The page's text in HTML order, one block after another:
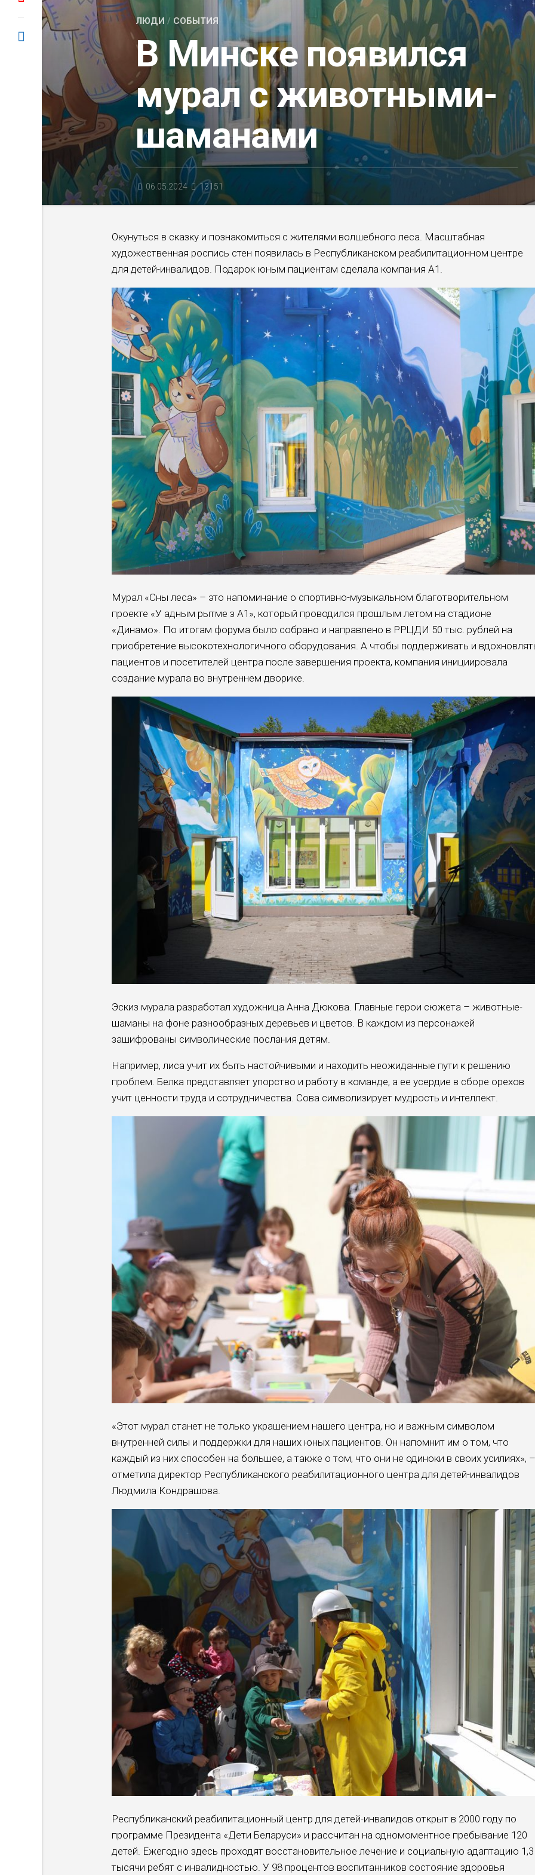
ЛЮДИ / СОБЫТИЯ
В Минске появился
мурал с животными-
шаманами
06.05.2024 13151
Окунуться в сказку и познакомиться с жителями волшебного леса. Масштабная
художественная роспись стен появилась в Республиканском реабилитационном центре
для детей-инвалидов. Подарок юным пациентам сделала компания А1.
Мурал «Сны леса» – это напоминание о спортивно-музыкальном благотворительном
проекте «У адным рытме з А1», который проводился прошлым летом на стадионе
«Динамо». По итогам форума было собрано и направлено в РРЦДИ 50 тыс. рублей на
приобретение высокотехнологичного оборудования. А чтобы поддерживать и
пациентов и посетителей центра после завершения проекта, компания инициировала
создание мурала во внутреннем дворике.
Эскиз мурала разработал художница Анна Дюкова. Главные герои сюжета – животные-
шаманы на фоне разнообразных деревьев и цветов. В каждом из персонажей
зашифрованы символические послания детям.
Например, лиса учит их быть настойчивыми и находить неожиданные пути к решению
проблем. Белка представляет упорство и работу в команде, а ее усердие в сборе орехов
учит ценности труда и сотрудничества. Сова символизирует мудрость и интеллект.
«Этот мурал станет не только украшением нашего центра, но и важным символом
внутренней силы и поддержки для наших юных пациентов. Он напомнит им о том, что
каждый из них способен на большее, а также о том, что они не одиноки в своих усилиях», –
отметила директор Республиканского реабилитационного центра для детей-инвалидов
Людмила Кондрашова.
Республиканский реабилитационный центр для детей-инвалидов открыт в 2000 году по
программе Президента «Дети Беларуси» и рассчитан на одномоментное пребывание 120
детей. Ежегодно здесь проходят восстановительное лечение и социальную адаптацию 1,3
тысячи ребят с инвалидностью. У 98 процентов воспитанников состояние здоровья